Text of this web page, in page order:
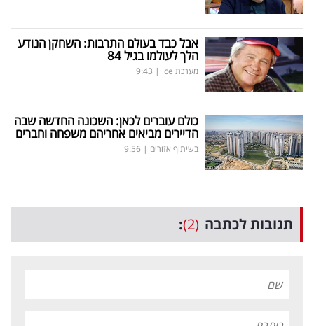
אבל כבד בעולם התרבות: השחקן הנודע
הלך לעולמו בגיל 84
מערכת ice |
9:43
כולם עוברים לכאן: השכונה החדשה שבה
הדיירים מביאים אחריהם משפחה וחברים
בשיתוף אזורים |
9:56
תגובות לכתבה (2)
: